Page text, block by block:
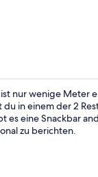
nur wenige
in einem der 2
es eine Snackbar
zu berichten.